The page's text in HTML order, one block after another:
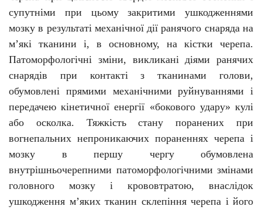
супутніми при цьому закритими ушкодженнями
мозку в результаті механічної дії ранячого снаряда на
м’які тканини і, в основному, на кістки черепа.
Патоморфологічні зміни, викликані діями ранячих
снарядів при контакті з тканинами голови,
обумовлені прямими механічними руйнуваннями і
передачею кінетичної енергії «бокового удару» кулі
або осколка. Тяжкість стану поранених при
вогнепальних непроникаючих пораненнях черепа і
мозку в першу чергу обумовлена
внутрішньочерепними патоморфологічними змінами
головного мозку і крововтратою, внаслідок
ушкодження м’яких тканин склепіння черепа і його